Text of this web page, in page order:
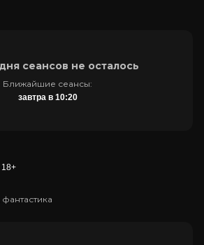
сеансов не осталось
Ближайшие сеансы:
завтра в 10:20
18+